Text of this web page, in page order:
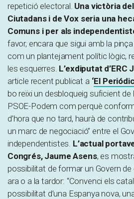
repetició electoral. Una victòria
Ciutadans i de Vox seria una
Comuns i per als
favor, encara que sigui amb la
com un plantejament polític lògic,
les esquerres. L’exdiputat d’ERC
article recent publicat a ‘El
bo reïxi un desbloqueig suficient de
PSOE-Podem com perquè
d’hora que no tard, haurà de
un marc de negociació” entre el
independentistes. L’actual
Congrés, Jaume Asens, es
possibilitat de formar un Govern
ara o a la tardor: “Convenci els
possibilitat d’una Espanya nova,